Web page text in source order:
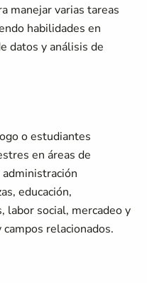
manejar varias tareas
habilidades en
datos y análisis de
o estudiantes
en áreas de
educación,
labor social, mercadeo y
relacionados.